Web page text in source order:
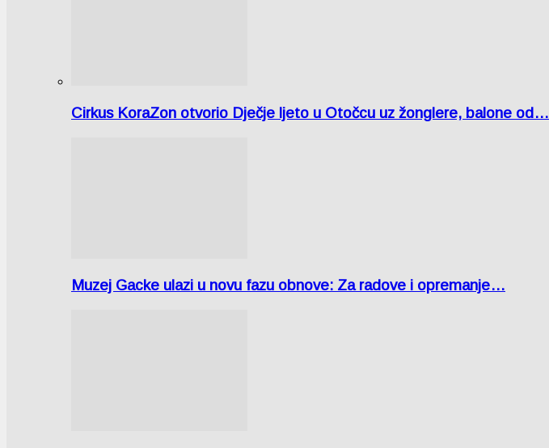
Cirkus KoraZon otvorio Dječje ljeto u Otočcu uz žonglere, balone od…
Muzej Gacke ulazi u novu fazu obnove: Za radove i opremanje…